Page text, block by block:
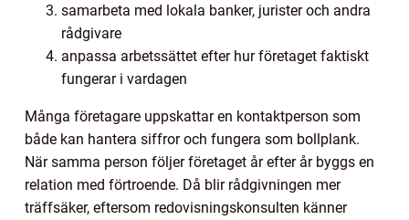
samarbeta med lokala banker, jurister och andra
rådgivare
anpassa arbetssättet efter hur företaget faktiskt
fungerar i vardagen
Många företagare uppskattar en kontaktperson som
både kan hantera siffror och fungera som bollplank.
När samma person följer företaget år efter år byggs en
relation med förtroende. Då blir rådgivningen mer
träffsäker, eftersom redovisningskonsulten känner